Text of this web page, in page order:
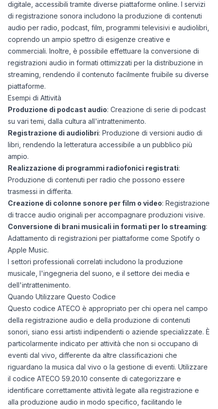
digitale, accessibili tramite diverse piattaforme online. I servizi
di registrazione sonora includono la produzione di contenuti
audio per radio, podcast, film, programmi televisivi e audiolibri,
coprendo un ampio spettro di esigenze creative e
commerciali. Inoltre, è possibile effettuare la conversione di
registrazioni audio in formati ottimizzati per la distribuzione in
streaming, rendendo il contenuto facilmente fruibile su diverse
piattaforme.
Esempi di Attività
Produzione di podcast audio: Creazione di serie di podcast
su vari temi, dalla cultura all'intrattenimento.
Registrazione di audiolibri: Produzione di versioni audio di
libri, rendendo la letteratura accessibile a un pubblico più
ampio.
Realizzazione di programmi radiofonici registrati:
Produzione di contenuti per radio che possono essere
trasmessi in differita.
Creazione di colonne sonore per film o video: Registrazione
di tracce audio originali per accompagnare produzioni visive.
Conversione di brani musicali in formati per lo streaming:
Adattamento di registrazioni per piattaforme come Spotify o
Apple Music.
I settori professionali correlati includono la produzione
musicale, l'ingegneria del suono, e il settore dei media e
dell'intrattenimento.
Quando Utilizzare Questo Codice
Questo codice ATECO è appropriato per chi opera nel campo
della registrazione audio e della produzione di contenuti
sonori, siano essi artisti indipendenti o aziende specializzate. È
particolarmente indicato per attività che non si occupano di
eventi dal vivo, differente da altre classificazioni che
riguardano la musica dal vivo o la gestione di eventi. Utilizzare
il codice ATECO 59.20.10 consente di categorizzare e
identificare correttamente attività legate alla registrazione e
alla produzione audio in modo specifico, facilitando le